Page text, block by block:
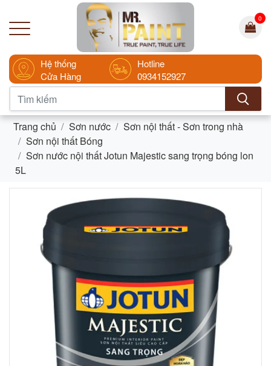
0
Hệ thống
Cửa Hàng
Hotline
0934152927
Trang chủ Sơn nước
Sơn nội thất - Sơn trong nhà
Sơn nội thất Bóng
Sơn nước nội thất Jotun Majestic sang trọng bóng lon
5L